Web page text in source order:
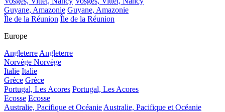
Guyane, Amazonie Guyane, Amazonie
Île de la Réunion Île de la Réunion
Europe
Angleterre Angleterre
Norvège Norvège
Italie Italie
Grèce Grèce
Portugal, Les Acores Portugal, Les Acores
Ecosse Ecosse
Australie, Pacifique et Océanie Australie, Pacifique et Océanie